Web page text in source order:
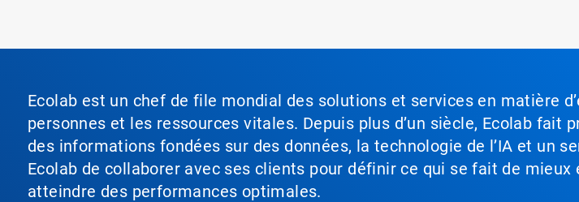
Ecolab est un chef de file mondial des solutions et services en matière
personnes et les ressources vitales. Depuis plus d’un siècle, Ecolab
des informations fondées sur des données, la technologie de l’IA et un
Ecolab de collaborer avec ses clients pour définir ce qui se fait de
atteindre des performances optimales.